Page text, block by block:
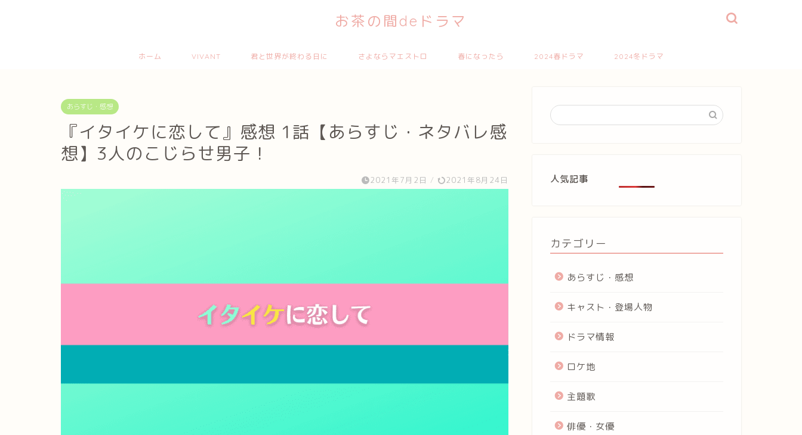
お茶の間deドラマ
ホーム VIVANT 君と世界が終わる日に さよならマエストロ 春になったら 2024春ドラマ 2024冬ドラマ
あらすじ・感想
『イタイケに恋して』感想 1話【あらすじ・ネタバレ感
想】3人のこじらせ男子！
2021年7月2日 / 2021年8月24日 人気記事
カテゴリー
あらすじ・感想
キャスト・登場人物
ドラマ情報
ロケ地
主題歌
俳優・女優